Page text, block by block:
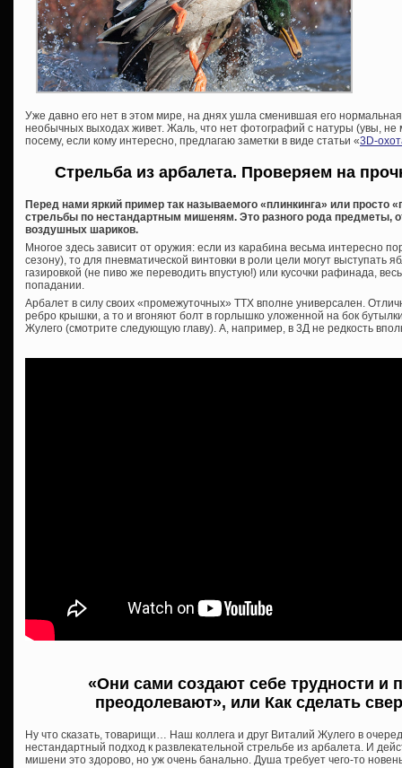
Уже давно его нет в этом мире, на днях ушла сменившая его
необычных выходах живет. Жаль, что нет фотографий с натуры (увы, не
посему, если кому интересно, предлагаю заметки в виде статьи «3D-
Стрельба из арбалета. Проверяем на
Перед нами яркий пример так называемого «плинкинга» или просто
стрельбы по нестандартным мишеням. Это разного рода предметы,
воздушных шариков.
Многое здесь зависит от оружия: если из карабина весьма интересно
сезону), то для пневматической винтовки в роли цели могут выступать
газировкой (не пиво же переводить впустую!) или кусочки рафинада,
попадании.
Арбалет в силу своих «промежуточных» ТТХ вполне универсален.
ребро крышки, а то и вгоняют болт в горлышко уложенной на бок
Жулего (смотрите следующую главу). А, например, в 3Д не редкость
«Они сами создают себе трудности и
преодолевают», или Как сделать
Ну что сказать, товарищи… Наш коллега и друг Виталий Жулего в
нестандартный подход к развлекательной стрельбе из арбалета. И
мишени это здорово, но уж очень банально. Душа требует чего-то